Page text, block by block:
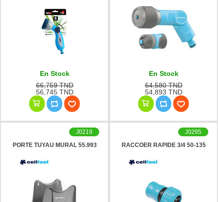
En Stock
66,759 TND
56,745 TND
En Stock
64,580 TND
54,893 TND
PORTE TUYAU MURAL 55.993
J0219
RACCOER RAPIDE 3/4 50-135
J0295